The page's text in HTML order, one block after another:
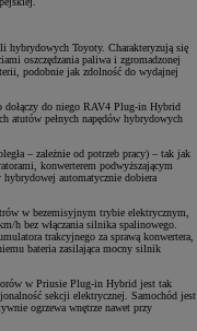
hybrydowych Toyoty. Charakteryzują się
oszczędzania paliwa i zgromadzonej
podobnie jak zdolność do wydajnej
dołączy do niego RAV4 Plug-in Hybrid
atutów pełnych napędów hybrydowych
– zależnie od potrzeb pracy) – tak jak
konwerterem podwyższającym
hybrydowej automatycznie dobiera
w bezemisyjnym trybie elektrycznym,
h bez włączania silnika spalinowego.
trakcyjnego za sprawą konwertera,
bateria zasilająca mocny silnik
w Priusie Plug-in Hybrid jest tak
sekcji elektrycznej. Samochód jest
ogrzewa wnętrze nawet przy